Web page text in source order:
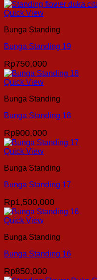
Quick View
Bunga Standing
Bunga Standing 19
Rp750,000
Quick View
Bunga Standing
Bunga Standing 18
Rp900,000
Quick View
Bunga Standing
Bunga Standing 17
Rp1,500,000
Quick View
Bunga Standing
Bunga Standing 16
Rp850,000